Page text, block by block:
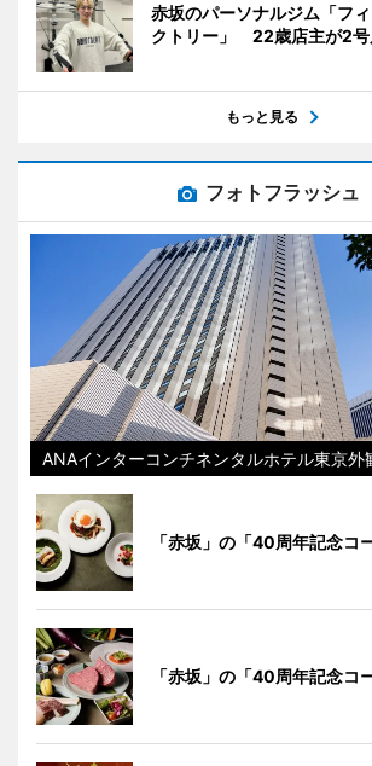
赤坂のパーソナルジム「フ
クトリー」 22歳店主が2号
もっと見る
フォトフラッシュ
ANAインターコンチネンタルホテル東京外
「赤坂」の「40周年記念コ
「赤坂」の「40周年記念コ